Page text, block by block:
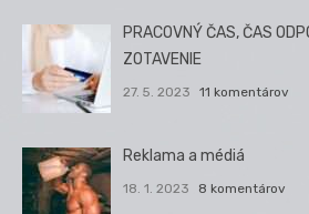
PRACOVNÝ ČAS, ČAS
ZOTAVENIE
27. 5. 2023 11 komentárov
Reklama a médiá
18. 1. 2023 8 komentárov